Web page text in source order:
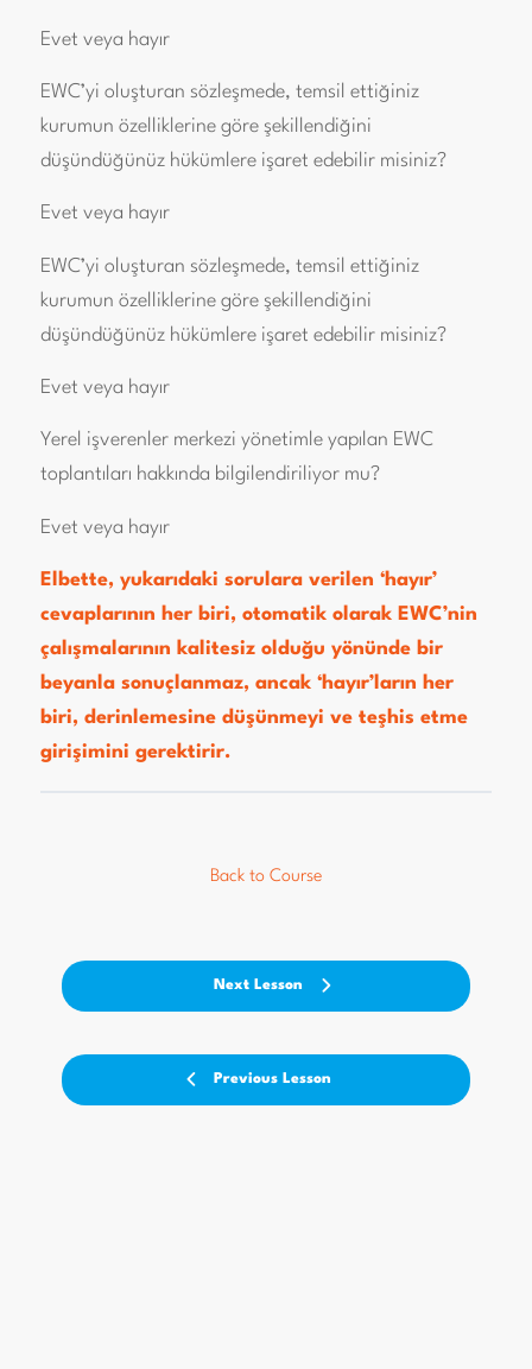
Evet veya hayır
EWC’yi oluşturan sözleşmede, temsil ettiğiniz
kurumun özelliklerine göre şekillendiğini
düşündüğünüz hükümlere işaret edebilir misiniz?
Evet veya hayır
EWC’yi oluşturan sözleşmede, temsil ettiğiniz
kurumun özelliklerine göre şekillendiğini
düşündüğünüz hükümlere işaret edebilir misiniz?
Evet veya hayır
Yerel işverenler merkezi yönetimle yapılan EWC
toplantıları hakkında bilgilendiriliyor mu?
Evet veya hayır
Elbette, yukarıdaki sorulara verilen ‘hayır’
cevaplarının her biri, otomatik olarak EWC’nin
çalışmalarının kalitesiz olduğu yönünde bir
beyanla sonuçlanmaz, ancak ‘hayır’ların her
biri, derinlemesine düşünmeyi ve teşhis etme
girişimini gerektirir.
Previous Lesson
Back to Course
Next Lesson